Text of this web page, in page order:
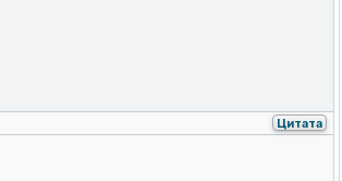
Цитата